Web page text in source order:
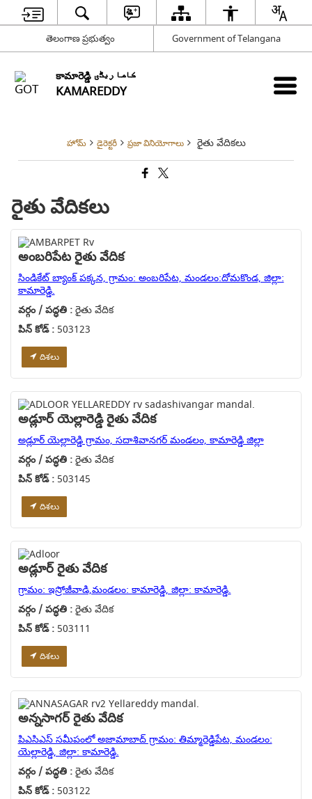
తెలంగాణ ప్రభుత్వం Government of Telangana
కామారెడ్డి کاما ریڈّی
KAMAREDDY
హోమ్ డైరెక్టరీ ప్రజా వినియోగాలు రైతు వేదికలు
రైతు వేదికలు
అంబరిపేట రైతు వేదిక
సిండికేట్ బ్యాంక్ పక్కన, గ్రామం: అంబరిపేట, మండలం:దోమకొండ, జిల్లా:
కామారెడ్డి.
వర్గం / పద్ధతి :రైతు వేదిక
పిన్ కోడ్ :503123
దిశలు
అడ్లూర్ యెల్లారెడ్డి రైతు వేదిక
అడ్లూర్ యెల్లారెడ్డి గ్రామం, సదాశివానగర్ మండలం, కామారెడ్డి జిల్లా
వర్గం / పద్ధతి :రైతు వేదిక
పిన్ కోడ్ :503145
దిశలు
అడ్లూర్ రైతు వేదిక
గ్రామం: ఇస్రోజీవాడి,మండలం: కామారెడ్డి, జిల్లా: కామారెడ్డి.
వర్గం / పద్ధతి :రైతు వేదిక
పిన్ కోడ్ :503111
దిశలు
అన్నసాగర్ రైతు వేదిక
పిఎసిఎస్ సమీపంలో అజామాబాద్ గ్రామం: తిమ్మారెడ్డిపేట, మండలం:
యెల్లారెడ్డి, జిల్లా: కామారెడ్డి.
వర్గం / పద్ధతి :రైతు వేదిక
పిన్ కోడ్ :503122